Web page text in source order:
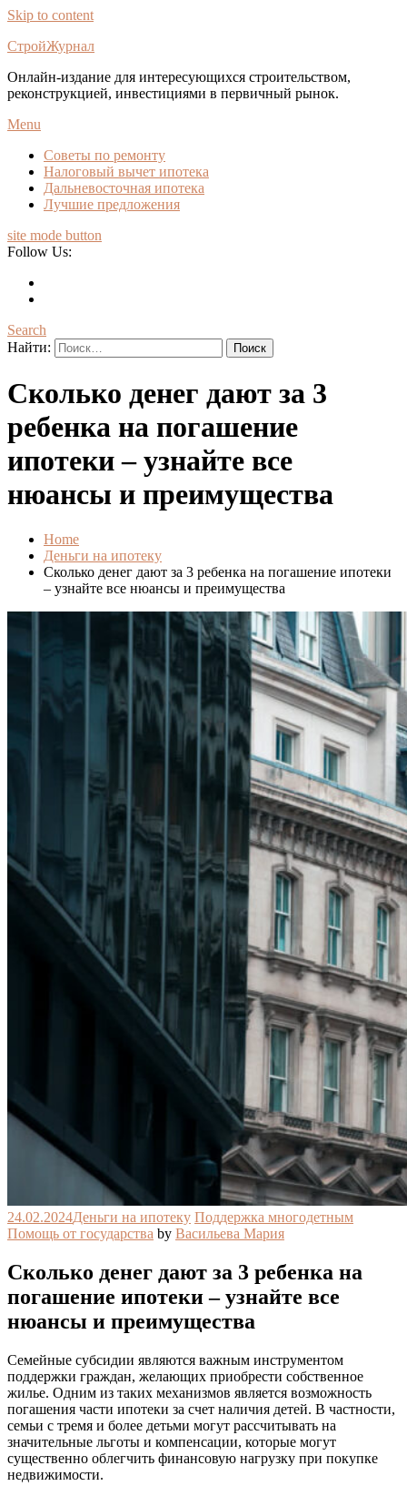
Skip to content
СтройЖурнал
Онлайн-издание для интересующихся строительством,
реконструкцией, инвестициями в первичный рынок.
Menu
Советы по ремонту
Налоговый вычет ипотека
Дальневосточная ипотека
Лучшие предложения
site mode button
Follow Us:
Search
Найти:
Сколько денег дают за 3
ребенка на погашение
ипотеки – узнайте все
нюансы и преимущества
Home
Деньги на ипотеку
Сколько денег дают за 3 ребенка на погашение ипотеки
– узнайте все нюансы и преимущества
24.02.2024Деньги на ипотеку Поддержка многодетным
Помощь от государства by Васильева Мария
Сколько денег дают за 3 ребенка на
погашение ипотеки – узнайте все
нюансы и преимущества
Семейные субсидии являются важным инструментом
поддержки граждан, желающих приобрести собственное
жилье. Одним из таких механизмов является возможность
погашения части ипотеки за счет наличия детей. В частности,
семьи с тремя и более детьми могут рассчитывать на
значительные льготы и компенсации, которые могут
существенно облегчить финансовую нагрузку при покупке
недвижимости.